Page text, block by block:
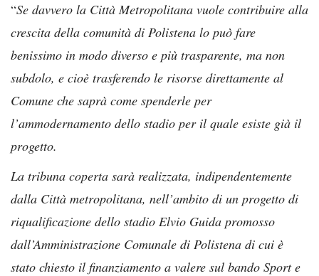
“Se davvero la Città Metropolitana vuole contribuire alla
crescita della comunità di Polistena lo può fare
benissimo in modo diverso e più trasparente, ma non
subdolo, e cioè trasferendo le risorse direttamente al
Comune che saprà come spenderle per
l’ammodernamento dello stadio per il quale esiste già il
progetto.
La tribuna coperta sarà realizzata, indipendentemente
dalla Città metropolitana, nell’ambito di un progetto di
riqualificazione dello stadio Elvio Guida promosso
dall’Amministrazione Comunale di Polistena di cui è
stato chiesto il finanziamento a valere sul bando Sport e